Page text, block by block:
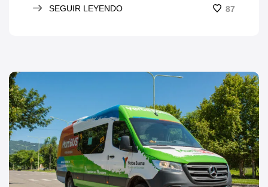
SEGUIR LEYENDO 87